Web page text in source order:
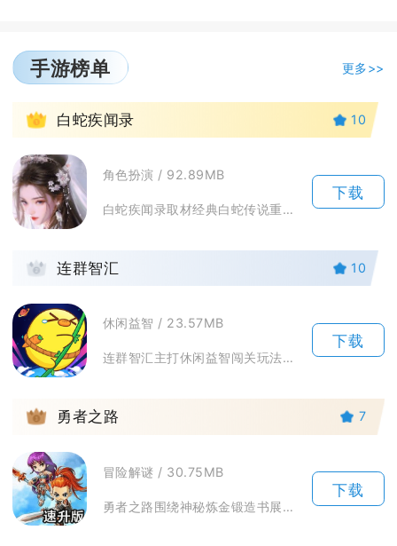
手游榜单 更多>>
1 白蛇疾闻录 10
角色扮演 / 92.89MB
白蛇疾闻录取材经典白蛇传说重构东方人妖世界，玩家化身天命猎妖师穿梭江南水乡、金山秘境，探寻...
下载
2 连群智汇 10
休闲益智 / 23.57MB
连群智汇主打休闲益智闯关玩法，属于轻量联网手游。游戏核心目标十分清晰，玩家需要达成单关指定...
下载
3 勇者之路 7
冒险解谜 / 30.75MB
勇者之路围绕神秘炼金锻造书展开冒险故事，玩家偶然获得这件装备融合道具，开启跨区域闯关冒险，...
下载